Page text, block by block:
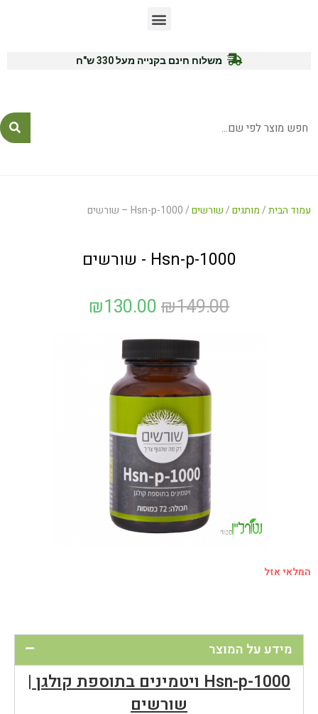
משלוח חינם בקנייה מעל 330 ש"ח
עמוד הבית/מותגים/שורשים/ Hsn-p-1000 – שורשים
Hsn-p-1000 - שורשים
₪149.00
₪130.00
המלאי אזל
מידע על המוצר
Hsn-p-1000 ויטמינים בתוספת קולגן |
שורשים